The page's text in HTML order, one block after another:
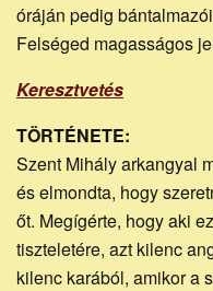
óráján pedig
Felséged magasságos
Keresztvetés
TÖRTÉNETE:
Szent Mihály arkangyal
és elmondta, hogy
őt. Megígérte, hogy aki
tiszteletére, azt kilenc
kilenc karából, amikor a